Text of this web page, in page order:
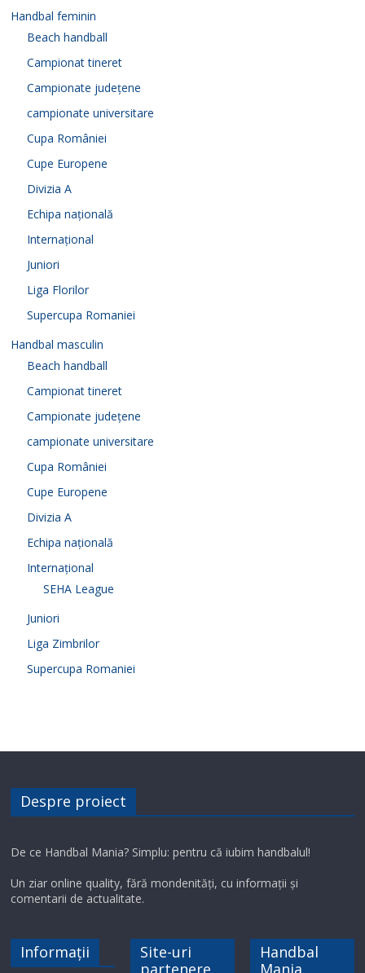
Handbal feminin
Beach handball
Campionat tineret
Campionate județene
campionate universitare
Cupa României
Cupe Europene
Divizia A
Echipa națională
Internațional
Juniori
Liga Florilor
Supercupa Romaniei
Handbal masculin
Beach handball
Campionat tineret
Campionate județene
campionate universitare
Cupa României
Cupe Europene
Divizia A
Echipa națională
Internațional
SEHA League
Juniori
Liga Zimbrilor
Supercupa Romaniei
Despre proiect
De ce Handbal Mania? Simplu: pentru că iubim handbalul!
Un ziar online quality, fără mondenități, cu informații și
comentarii de actualitate.
Informații
Site-uri
Handbal